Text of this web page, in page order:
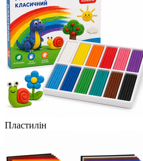
Пластилін